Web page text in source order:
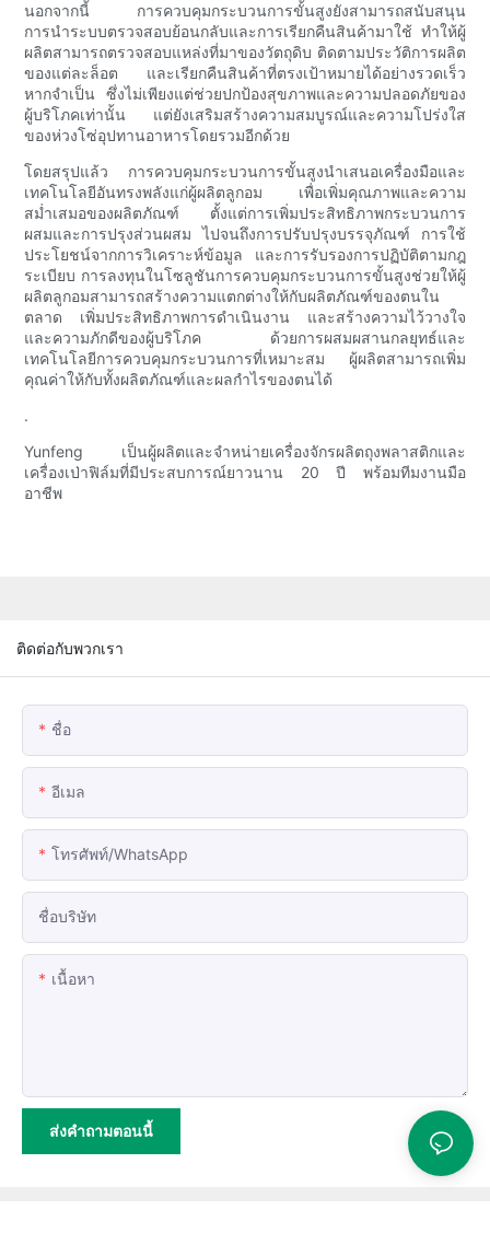
นอกจากนี้ การควบคุมกระบวนการขั้นสูงยังสามารถสนับสนุน
การนำระบบตรวจสอบย้อนกลับและการเรียกคืนสินค้ามาใช้ ทำให้ผู้
ผลิตสามารถตรวจสอบแหล่งที่มาของวัตถุดิบ ติดตามประวัติการผลิต
ของแต่ละล็อต และเรียกคืนสินค้าที่ตรงเป้าหมายได้อย่างรวดเร็ว
หากจำเป็น ซึ่งไม่เพียงแต่ช่วยปกป้องสุขภาพและความปลอดภัยของ
ผู้บริโภคเท่านั้น แต่ยังเสริมสร้างความสมบูรณ์และความโปร่งใส
ของห่วงโซ่อุปทานอาหารโดยรวมอีกด้วย
โดยสรุปแล้ว การควบคุมกระบวนการขั้นสูงนำเสนอเครื่องมือและ
เทคโนโลยีอันทรงพลังแก่ผู้ผลิตลูกอม เพื่อเพิ่มคุณภาพและความ
สม่ำเสมอของผลิตภัณฑ์ ตั้งแต่การเพิ่มประสิทธิภาพกระบวนการ
ผสมและการปรุงส่วนผสม ไปจนถึงการปรับปรุงบรรจุภัณฑ์ การใช้
ประโยชน์จากการวิเคราะห์ข้อมูล และการรับรองการปฏิบัติตามกฎ
ระเบียบ การลงทุนในโซลูชันการควบคุมกระบวนการขั้นสูงช่วยให้ผู้
ผลิตลูกอมสามารถสร้างความแตกต่างให้กับผลิตภัณฑ์ของตนใน
ตลาด เพิ่มประสิทธิภาพการดำเนินงาน และสร้างความไว้วางใจ
และความภักดีของผู้บริโภค ด้วยการผสมผสานกลยุทธ์และ
เทคโนโลยีการควบคุมกระบวนการที่เหมาะสม ผู้ผลิตสามารถเพิ่ม
คุณค่าให้กับทั้งผลิตภัณฑ์และผลกำไรของตนได้
.
Yunfeng เป็นผู้ผลิตและจำหน่ายเครื่องจักรผลิตถุงพลาสติกและ
เครื่องเป่าฟิล์มที่มีประสบการณ์ยาวนาน 20 ปี พร้อมทีมงานมือ
อาชีพ
ติดต่อกับพวกเรา
ชื่อ
อีเมล
โทรศัพท์/WhatsApp
ชื่อบริษัท
เนื้อหา
ส่งคำถามตอนนี้